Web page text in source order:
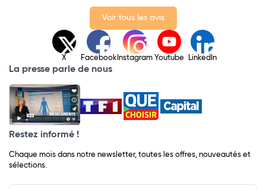
Voir tous les avis
X Facebook Instagram Youtube LinkedIn
La presse parle de nous
Restez informé !
Chaque mois dans notre newsletter, toutes les offres, nouveautés et
sélections.
Input